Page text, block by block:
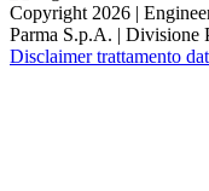
Copyright 2026 |
Parma S.p.A. | Divisione
Disclaimer trattamento